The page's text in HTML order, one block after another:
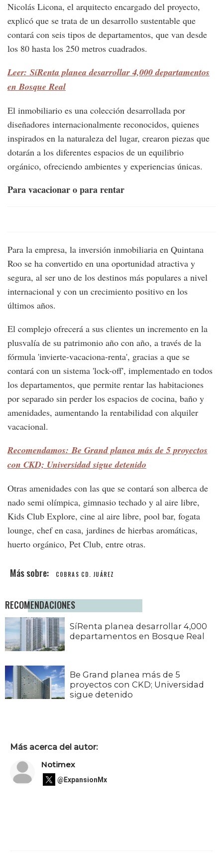
Nicolás Licona, el arquitecto encargado del proyecto,
explicó que se trata de un desarrollo sustentable que
contará con seis tipos de departamentos, que van desde
los 80 hasta los 250 metros cuadrados.
Leer: SíRenta planea desarrollar 4,000 departamentos
en Bosque Real
El inmobiliario es una colección desarrollada por
diseñadores internacionalmente reconocidos, quienes
inspirados en la naturaleza del lugar, crearon piezas que
dotarán a los diferentes espacios de un equilibrio
orgánico, ofreciendo ambientes y experiencias únicas.
Para vacacionar o para rentar
Para la empresa, la inversión inmobiliaria en Quintana
Roo se ha convertido en una oportunidad atractiva y
segura, al ser uno de los destinos más populares a nivel
internacional y con un crecimiento positivo en los
últimos años.
El complejo ofrecerá a sus clientes un incremento en la
plusvalía de su patrimonio año con año, a través de la
fórmula 'invierte-vacaciona-renta', gracias a que se
contará con un sistema 'lock-off', implementado en todos
los departamentos, que permite rentar las habitaciones
por separado sin perder los espacios de cocina, baño y
amenidades, aumentando la rentabilidad con alquiler
vacacional.
Recomendamos: Be Grand planea más de 5 proyectos
con CKD; Universidad sigue detenido
Otras amenidades con las que se contará son alberca de
nado semi olímpica, gimnasio techado y al aire libre,
Kids Club Explore, cine al aire libre, pool bar, fogata
lounge, chef en casa, jardines de hierbas aromáticas,
huerto orgánico, Pet Club, entre otras.
COBRAS CD. JUÁREZ
RECOMENDACIONES
SíRenta planea desarrollar 4,000
departamentos en Bosque Real
Be Grand planea más de 5
proyectos con CKD; Universidad
sigue detenido
Más acerca del autor:
Notimex
@ExpansionMx